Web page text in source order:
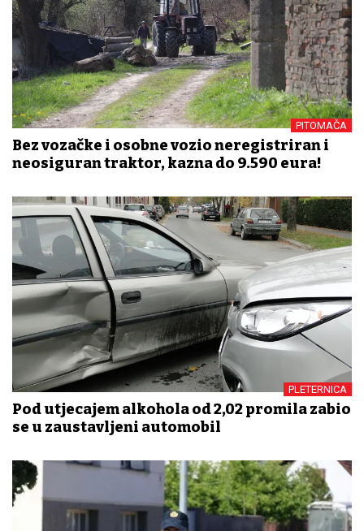
PITOMAČA
Bez vozačke i osobne vozio neregistriran i
neosiguran traktor, kazna do 9.590 eura!
PLETERNICA
Pod utjecajem alkohola od 2,02 promila zabio
se u zaustavljeni automobil